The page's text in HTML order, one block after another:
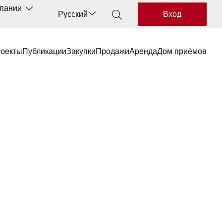
Русский Вход
ПубликацииЗакупкиПродажиАрендаДом приёмов